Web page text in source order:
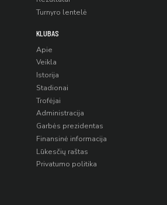
Turnyro lentelė
KLUBAS
Apie
Veikla
Istorija
Stadionai
Trofėjai
Administracija
Garbės prezidentas
Finansinė informacija
Lūkesčių raštas
Privatumo politika